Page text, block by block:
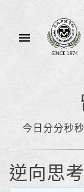
今日分分秒
逆向思